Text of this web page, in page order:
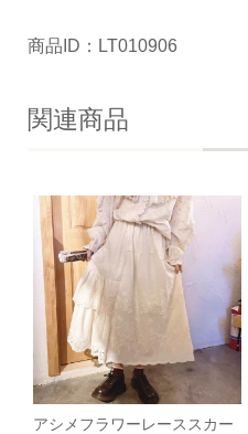
商品ID：LT010906
関連商品
アシメフラワーレーススカー